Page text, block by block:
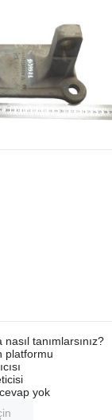
nasıl tanımlarsınız?
platformu
yok